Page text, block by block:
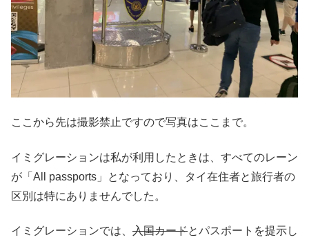
ここから先は撮影禁止ですので写真はここまで。
イミグレーションは私が利用したときは、すべてのレーン
が「All passports」となっており、タイ在住者と旅行者の
区別は特にありませんでした。
イミグレーションでは、 入国カードとパスポートを提示し